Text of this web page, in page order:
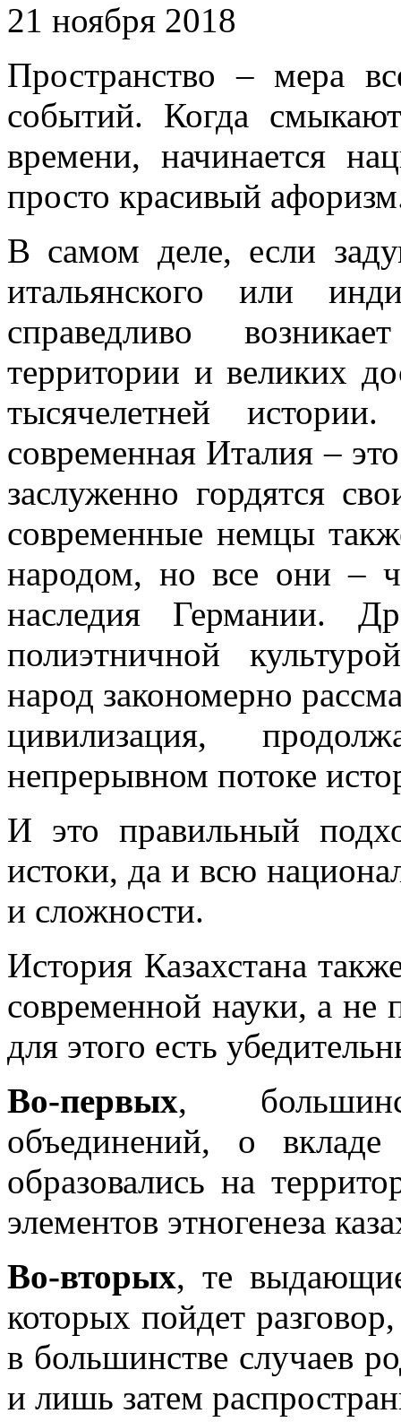
21 ноября 2018
Пространство – мера
событий. Когда
времени, начинается
просто красивый
В самом деле, если
итальянского или
справедливо
территории и великих
тысячелетней
современная Италия –
заслуженно гордятся
современные немцы
народом, но все они –
наследия Германии.
полиэтничной
народ закономерно
цивилизация,
непрерывном потоке
И это правильный
истоки, да и всю
и сложности.
История Казахстана
современной науки, а
для этого есть
Во-первых,
объединений, о
образовались на
элементов этногенеза
Во-вторых, те
которых пойдет
в большинстве случаев
и лишь затем